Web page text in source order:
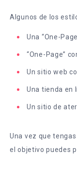
Algunos de los
Una “One-
“One-Page”
Un sitio web
Una tienda en
Un sitio de
Una vez que
el objetivo puedes